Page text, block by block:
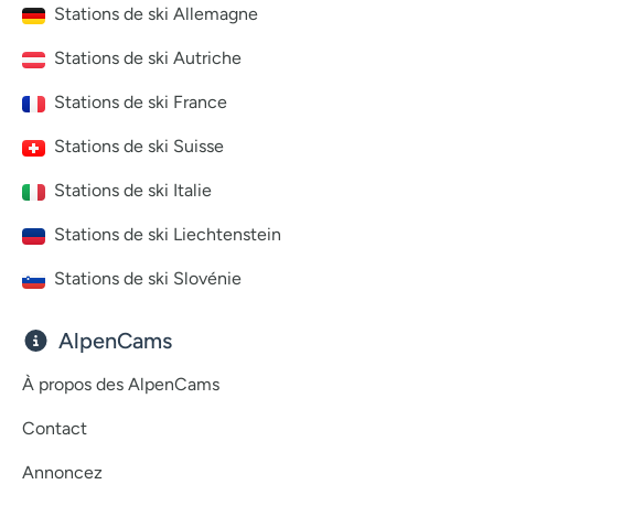
Stations de ski Allemagne
Stations de ski Autriche
Stations de ski France
Stations de ski Suisse
Stations de ski Italie
Stations de ski Liechtenstein
Stations de ski Slovénie
AlpenCams
À propos des AlpenCams
Contact
Annoncez